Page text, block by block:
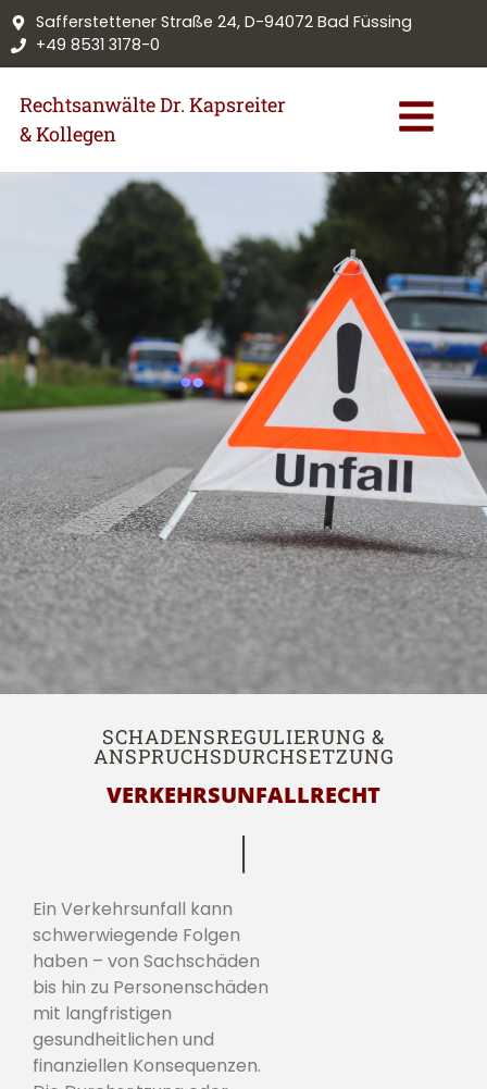
Safferstettener Straße 24, D-94072 Bad Füssing
+49 8531 3178-0
Rechtsanwälte Dr. Kapsreiter
& Kollegen
SCHADENSREGULIERUNG &
ANSPRUCHSDURCHSETZUNG
VERKEHRSUNFALLRECHT
Ein Verkehrsunfall kann
schwerwiegende Folgen
haben – von Sachschäden
bis hin zu Personenschäden
mit langfristigen
gesundheitlichen und
finanziellen Konsequenzen.